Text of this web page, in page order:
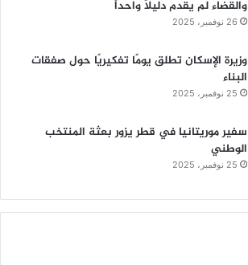
والقضاء لم يقدم دليلاً واحداً
26 نوفمبر، 2025
وزيرة الإسكان تطلق يومًا تفكيريًا حول صفقات
البناء
25 نوفمبر، 2025
سفير موريتانيا في قطر يزور بعثة المنتخب
الوطني
25 نوفمبر، 2025